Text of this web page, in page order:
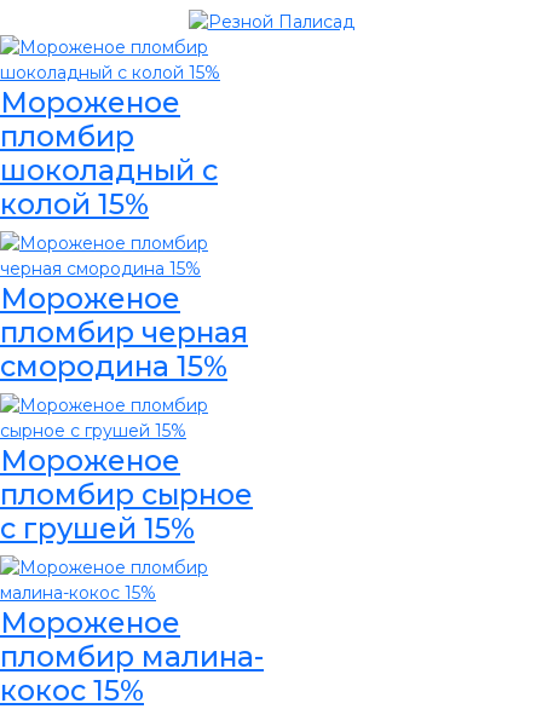
Мороженое
пломбир
шоколадный с
колой 15%
Мороженое
пломбир черная
смородина 15%
Мороженое
пломбир сырное
с грушей 15%
Мороженое
пломбир малина-
кокос 15%